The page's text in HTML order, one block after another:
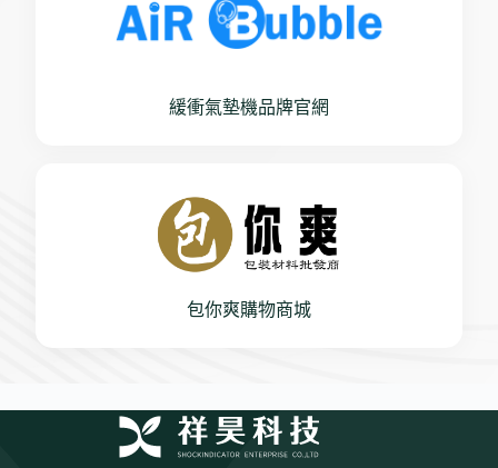
緩衝氣墊機品牌官網
包你爽購物商城